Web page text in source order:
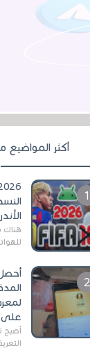
أكثر المواضيع
هناك
مثل EA Sports ...
على